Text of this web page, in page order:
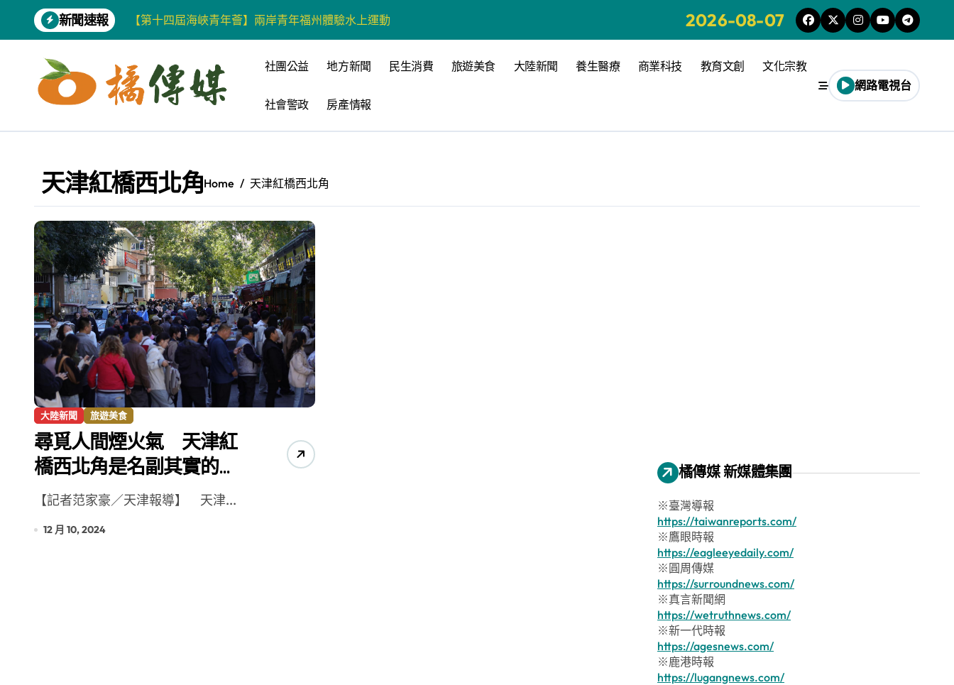
content
新聞速報
【第十四屆海峽青年薈】兩岸青年福州體驗水上運動
兩岸青年齊聚福州共話農文旅融合發展
藍綠市長參選人對無人載具條例互批 柯志恩：國民黨版才是「國防+產業」務實版
爭取原住民選票 柯志恩提原民5大政策 打造城鄉共好高雄
港都文藝學會首辦蓮池潭文學營 支持高雄文學再出發
高科大機電系與日本愛媛大學跨校合作 並感謝世豐螺絲捐助獎學金
《讀者》8月號新聞焦點 【錦瑟】
四川雅安 千年古剎雲峰寺
張老師發表「青少年家庭氣氛與心理安全感調查報告」 若遇壓力僅12%青少年會向家人傾訴
增殖放流超65萬尾魚苗 兩岸學生共營環保生態環境
2026-08-07
社團公益 地方新聞 民生消費 旅遊美食 大陸新聞 養生醫療 商業科技 教育文創 文化宗教
社會警政 房產情報
網路電視台
天津紅橋西北角Home 天津紅橋西北角
大陸新聞 旅遊美食
尋覓人間煙火氣 天津紅
橋西北角是名副其實的
「饕客聖地」
【記者范家豪／天津報導】 天津...
12 月 10, 2024
橘傳媒 新媒體集團
※臺灣導報
https://taiwanreports.com/
※鷹眼時報
https://eagleeyedaily.com/
※圓周傳媒
https://surroundnews.com/
※真言新聞網
https://wetruthnews.com/
※新一代時報
https://agesnews.com/
※鹿港時報
https://lugangnews.com/